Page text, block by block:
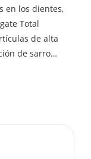
en los dientes,
Total
de alta
de sarro